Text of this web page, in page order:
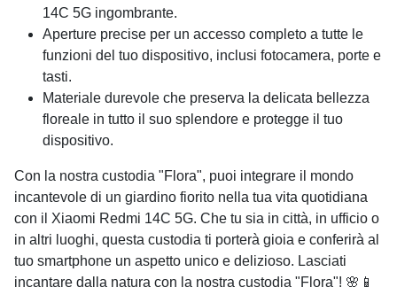
14C 5G ingombrante.
Aperture precise per un accesso completo a tutte le
funzioni del tuo dispositivo, inclusi fotocamera, porte e
tasti.
Materiale durevole che preserva la delicata bellezza
floreale in tutto il suo splendore e protegge il tuo
dispositivo.
Con la nostra custodia "Flora", puoi integrare il mondo
incantevole di un giardino fiorito nella tua vita quotidiana
con il Xiaomi Redmi 14C 5G. Che tu sia in città, in ufficio o
in altri luoghi, questa custodia ti porterà gioia e conferirà al
tuo smartphone un aspetto unico e delizioso. Lasciati
incantare dalla natura con la nostra custodia "Flora"! 🌸📱